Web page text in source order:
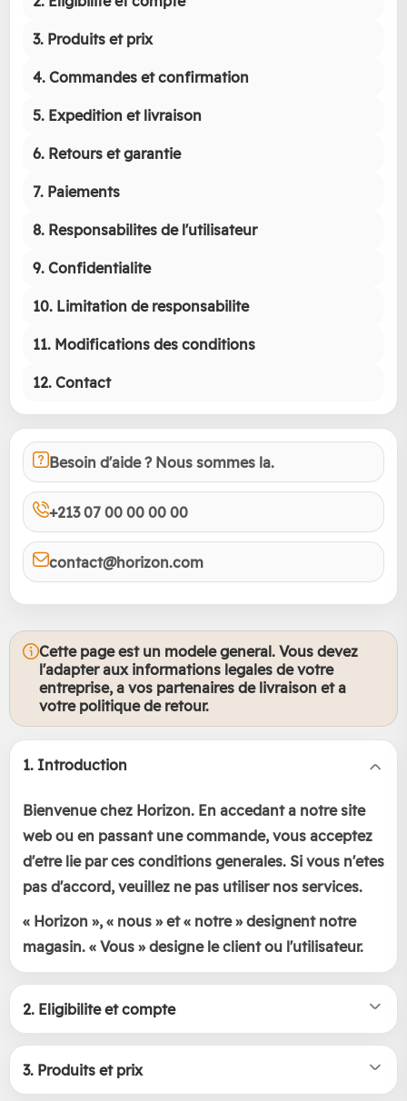
3. Produits et prix
4. Commandes et confirmation
5. Expedition et livraison
6. Retours et garantie
7. Paiements
8. Responsabilites de l'utilisateur
9. Confidentialite
10. Limitation de responsabilite
11. Modifications des conditions
12. Contact
Besoin d'aide ? Nous sommes la.
+213 07 00 00 00 00
contact@horizon.com
Cette page est un modele general. Vous devez
l'adapter aux informations legales de votre
entreprise, a vos partenaires de livraison et a
votre politique de retour.
1. Introduction
Bienvenue chez Horizon. En accedant a notre site
web ou en passant une commande, vous acceptez
d'etre lie par ces conditions generales. Si vous n'etes
pas d'accord, veuillez ne pas utiliser nos services.
« Horizon », « nous » et « notre » designent notre
magasin. « Vous » designe le client ou l'utilisateur.
2. Eligibilite et compte
3. Produits et prix